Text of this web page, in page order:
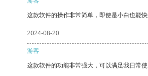
这款软件的操作非常简单，即使是小白也能快
2024-08-20
游客
这款软件的功能非常强大，可以满足我日常使